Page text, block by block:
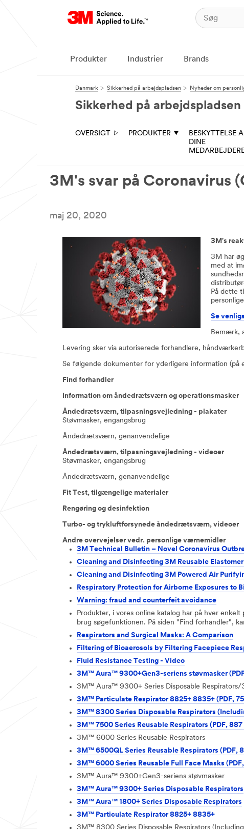
Produkter Industrier Brands
Danmark Sikkerhed på arbejdspladsen Nyheder om
Sikkerhed på arbejdspladsen
OVERSIGT PRODUKTER
BESKYTTELSE
DINE
3M's svar på Coronavirus
maj 20, 2020
3M's
3M har
med at
På dette
Se
Bemærk,
Levering sker via autoriserede forhandlere,
Se følgende dokumenter for yderligere information (på
Find forhandler
Information om åndedrætsværn og operationsmasker
Åndedrætsværn, tilpasningsvejledning - plakater
Støvmasker, engangsbrug
Åndedrætsværn, genanvendelige
Åndedrætsværn, tilpasningsvejledning - videoer
Støvmasker, engangsbrug
Åndedrætsværn, genanvendelige
Fit Test, tilgængelige materialer
Rengøring og desinfektion
Turbo- og trykluftforsynede åndedrætsværn, videoer
Andre overvejelser vedr. personlige værnemidler
3M Technical Bulletin – Novel Coronavirus
Cleaning and Disinfecting 3M Reusable
Cleaning and Disinfecting 3M Powered Air
Respiratory Protection for Airborne Exposures to
Warning: fraud and counterfeit avoidance
Produkter, i vores online katalog har på hver
brug søgefunktionen. På siden "Find forhandler",
Respirators and Surgical Masks: A Comparison
Filtering of Bioaerosols by Filtering Facepiece
Fluid Resistance Testing - Video
3M™ Aura™ 9300+Gen3-seriens støvmasker
3M™ Aura™ 9300+ Series Disposable
3M™ Particulate Respirator 8825+ 8835+ (PDF,
3M™ 8300 Series Disposable Respirators
3M™ 7500 Series Reusable Respirators (PDF, 887
3M™ 6000 Series Reusable Respirators
3M™ 6500QL Series Reusable Respirators (PDF,
3M™ 6000 Series Reusable Full Face Masks
3M™ Aura™ 9300+Gen3-seriens støvmasker
3M™ Aura™ 9300+ Series Disposable Respirators
3M™ Aura™ 1800+ Series Disposable Respirators
3M™ Particulate Respirator 8825+ 8835+